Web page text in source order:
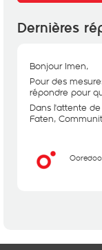
Dernières
Bonjour Imen,
Pour des
répondre pour
Dans l'attente
Faten,